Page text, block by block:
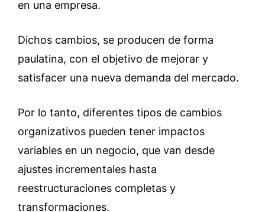
en una empresa.
Dichos cambios, se producen de forma
paulatina, con el objetivo de mejorar y
satisfacer una nueva demanda del mercado.
Por lo tanto, diferentes tipos de cambios
organizativos pueden tener impactos
variables en un negocio, que van desde
ajustes incrementales hasta
reestructuraciones completas y
transformaciones.